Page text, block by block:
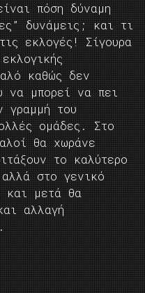
πόση δύναμη
δυνάμεις; και τι
εκλογές! Σίγουρα
καθώς δεν
να μπορεί να πει
γραμμή του
ομάδες. Στο
θα χωράνε
το καλύτερο
στο γενικό
και μετά θα
αλλαγή